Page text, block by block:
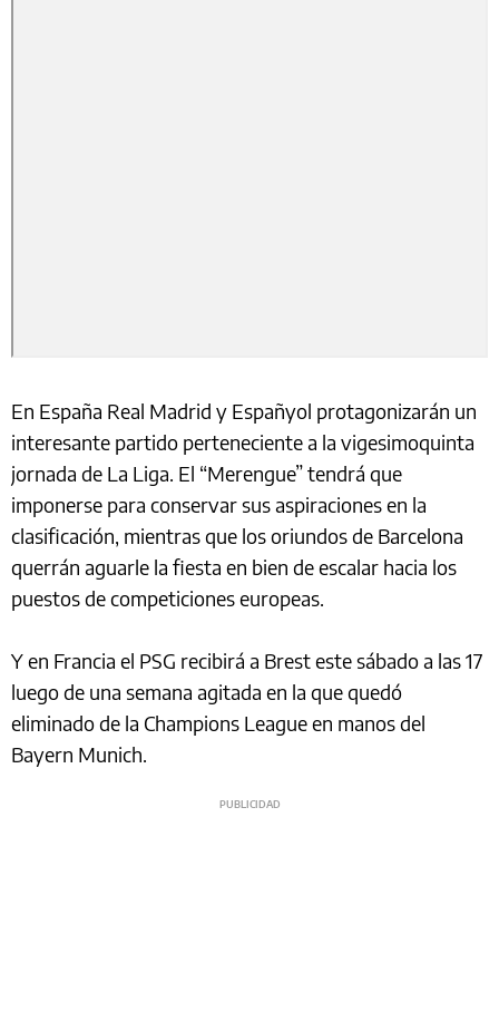
En España Real Madrid y Españyol protagonizarán un
interesante partido perteneciente a la vigesimoquinta
jornada de La Liga. El “Merengue” tendrá que
imponerse para conservar sus aspiraciones en la
clasificación, mientras que los oriundos de Barcelona
querrán aguarle la fiesta en bien de escalar hacia los
puestos de competiciones europeas.
Y en Francia el PSG recibirá a Brest este sábado a las 17
luego de una semana agitada en la que quedó
eliminado de la Champions League en manos del
Bayern Munich.